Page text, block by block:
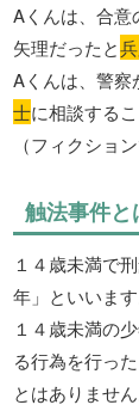
Aくんは、合意
矢理だったと
Aくんは、警察
士に相談する
（フィクション
触法事件と
１４歳未満で
年」といいます
１４歳未満の
る行為を行っ
とはありません